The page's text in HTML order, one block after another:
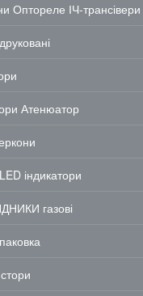
Оптореле ІЧ-трансівери
Атенюатор
індикатори
газові